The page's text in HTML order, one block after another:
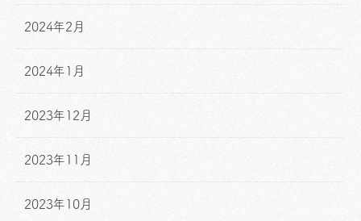
2024年2月
2024年1月
2023年12月
2023年11月
2023年10月